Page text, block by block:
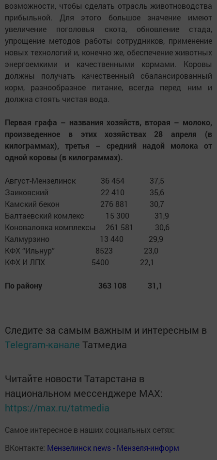
возможности, чтобы сделать отрасль животноводства
прибыльной. Для этого большое значение имеют
увеличение поголовья скота, обновление стада,
упрощение методов работы сотрудников, применение
новых технологий и, конечно же, обеспечение животных
энергоемкими и качественными кормами. Коровы
должны получать качественный сбалансированный
корм, разнообразное питание, всегда перед ним и
должна стоять чистая вода.
Первая графа – названия хозяйств, вторая – молоко,
произведенное в этих хозяйствах 28 апреля (в
килограммах), третья – средний надой молока от
одной коровы (в килограммах).
Август-Мензелинск 36 454 37,5
Заиковский 22 410 35,6
Камский бекон 276 881 30,7
Балтаевский комлекс 15 300 31,9
Коноваловка комплексы 261 581 30,6
Калмурзино 13 440 29,9
КФХ “Ильнур” 8523 23,0
КФХ И ЛПХ 5400 22,1
По району 363 108 31,1
Следите за самым важным и интересным в
Telegram-канале Татмедиа
Читайте новости Татарстана в
национальном мессенджере MАХ:
https://max.ru/tatmedia
Самое интересное в наших социальных сетях:
ВКонтакте: Мензелинск news - Мензеля-информ